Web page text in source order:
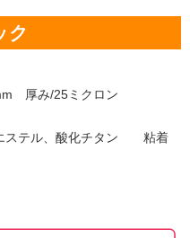
ク
厚み/25ミクロン
ステル、酸化チタン 粘着